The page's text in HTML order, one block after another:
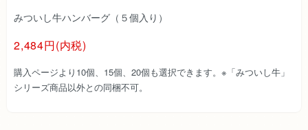
みついし牛ハンバーグ（５個入り）
2,484円(内税)
購入ページより10個、15個、20個も選択できます。※「みついし牛」
シリーズ商品以外との同梱不可。